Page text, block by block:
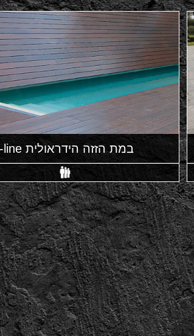
במת הזזה הידראולית V-line